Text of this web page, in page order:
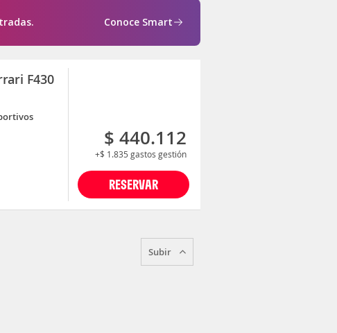
Conoce Smart
F430
RESERVAR
$ 440.112
+$ 1.835gastos gestión
Subir